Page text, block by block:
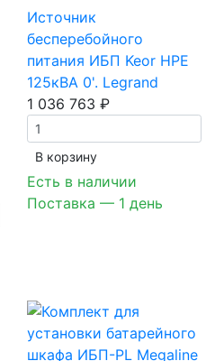
Источник
бесперебойного
питания ИБП Keor HPE
125кВА 0'. Legrand
1 036 763 ₽
В корзинy
Есть в наличии
Поставка — 1 день